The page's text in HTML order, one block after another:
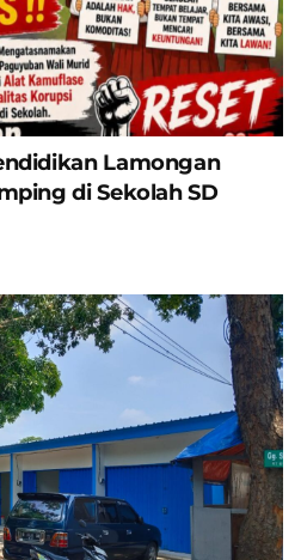
Lamongan
di Sekolah SD